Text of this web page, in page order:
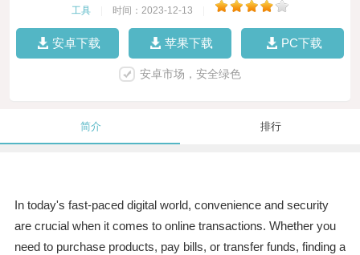
工具 时间：2023-12-13
安卓下载 苹果下载 PC下载
安卓市场，安全绿色
简介 排行
In today's fast-paced digital world, convenience and security
are crucial when it comes to online transactions. Whether you
need to purchase products, pay bills, or transfer funds, finding a